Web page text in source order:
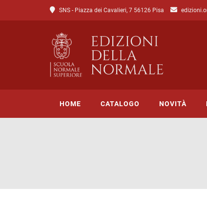
SNS - Piazza dei Cavalieri, 7 56126 Pisa
HOME CATALOGO
Catalogo di Scienze
NOVITÀ